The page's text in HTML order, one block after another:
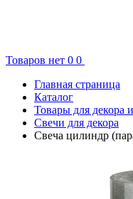
Товаров нет 0 0
Главная страница
Каталог
Товары для декора
Свечи для декора
Свеча цилиндр